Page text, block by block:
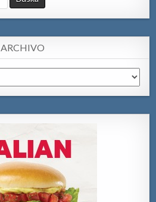
ARCHIVO